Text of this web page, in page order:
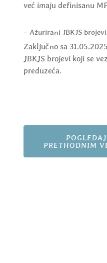
već imaju definisanu
– Ažurirani JBKJS brojevi
Zaključno sa
JBKJS brojevi koji se
preduzeća.
PRETHODNIM